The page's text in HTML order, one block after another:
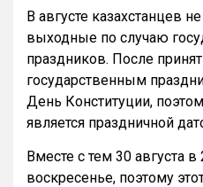
В августе казахстанцев
выходные по случаю
праздников. После
государственным
День Конституции,
является праздничной
Вместе с тем 30 августа
воскресенье, поэтому